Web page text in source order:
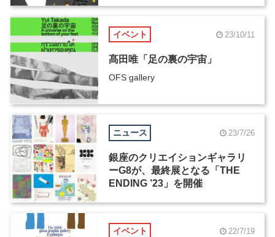
イベント 23/10/11
髙田唯「足の裏の宇宙」
OFS gallery
ニュース 23/7/26
銀座のクリエイションギャラリ
ーG8が、最終展となる「THE
ENDING ’23」を開催
イベント 22/7/19